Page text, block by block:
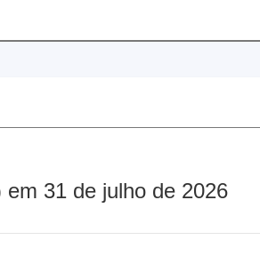
31 de julho de 2026